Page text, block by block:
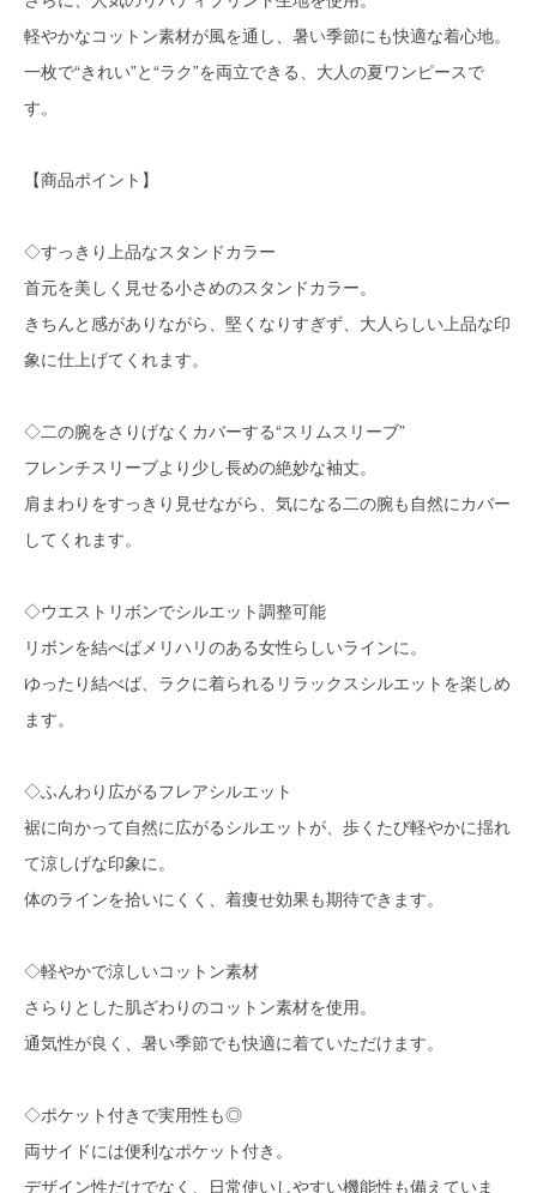
軽やかなコットン素材が風を通し、暑い季節にも快適な着心地。
一枚で“きれい”と“ラク”を両立できる、大人の夏ワンピースで
す。
【商品ポイント】
◇すっきり上品なスタンドカラー
首元を美しく見せる小さめのスタンドカラー。
きちんと感がありながら、堅くなりすぎず、大人らしい上品な印
象に仕上げてくれます。
◇二の腕をさりげなくカバーする“スリムスリーブ”
フレンチスリーブより少し長めの絶妙な袖丈。
肩まわりをすっきり見せながら、気になる二の腕も自然にカバー
してくれます。
◇ウエストリボンでシルエット調整可能
リボンを結べばメリハリのある女性らしいラインに。
ゆったり結べば、ラクに着られるリラックスシルエットを楽しめ
ます。
◇ふんわり広がるフレアシルエット
裾に向かって自然に広がるシルエットが、歩くたび軽やかに揺れ
て涼しげな印象に。
体のラインを拾いにくく、着痩せ効果も期待できます。
◇軽やかで涼しいコットン素材
さらりとした肌ざわりのコットン素材を使用。
通気性が良く、暑い季節でも快適に着ていただけます。
◇ポケット付きで実用性も◎
両サイドには便利なポケット付き。
デザイン性だけでなく、日常使いしやすい機能性も備えていま